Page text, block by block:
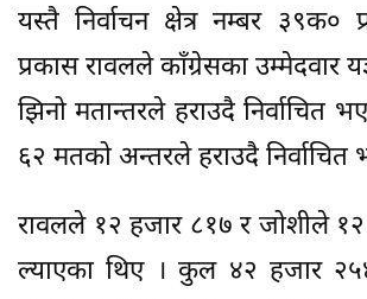
यस्तै निर्वाचन क्षेत्र नम्बर ३९क०
प्रकास रावलले काँग्रेसका उम्मेदवार
झिनो मतान्तरले हराउदै निर्वाचित
६२ मतको अन्तरले हराउदै
रावलले १२ हजार ८१७ र जोशीले
ल्याएका थिए । कुल ४२ हजार